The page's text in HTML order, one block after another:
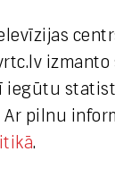
pilnu
.
29665001
Latvijas
centrs,